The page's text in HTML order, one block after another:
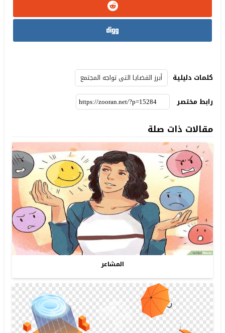
كلمات دليلية
أبرز القضايا التى تواجه المجتمع
رابط مختصر
مقالات ذات صلة
المشاعر